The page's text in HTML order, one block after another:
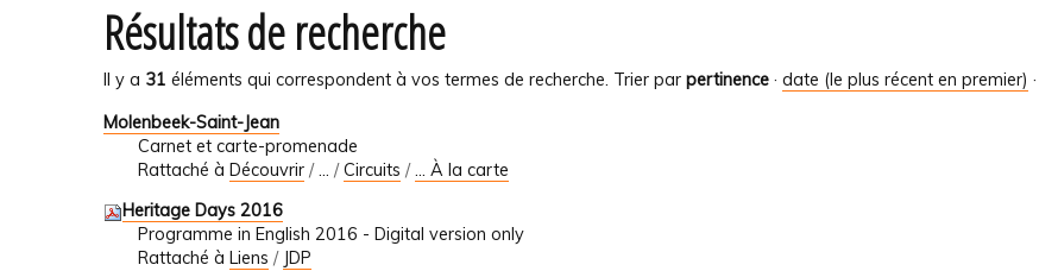
Résultats de recherche
Il y a 31 éléments qui correspondent à vos termes de recherche. Trier par pertinence · date (le plus récent en premier) ·
Molenbeek-Saint-Jean
Carnet et carte-promenade
Rattaché à Découvrir /… /Circuits /... À la carte
Heritage Days 2016
Programme in English 2016 - Digital version only
Rattaché à Liens / JDP